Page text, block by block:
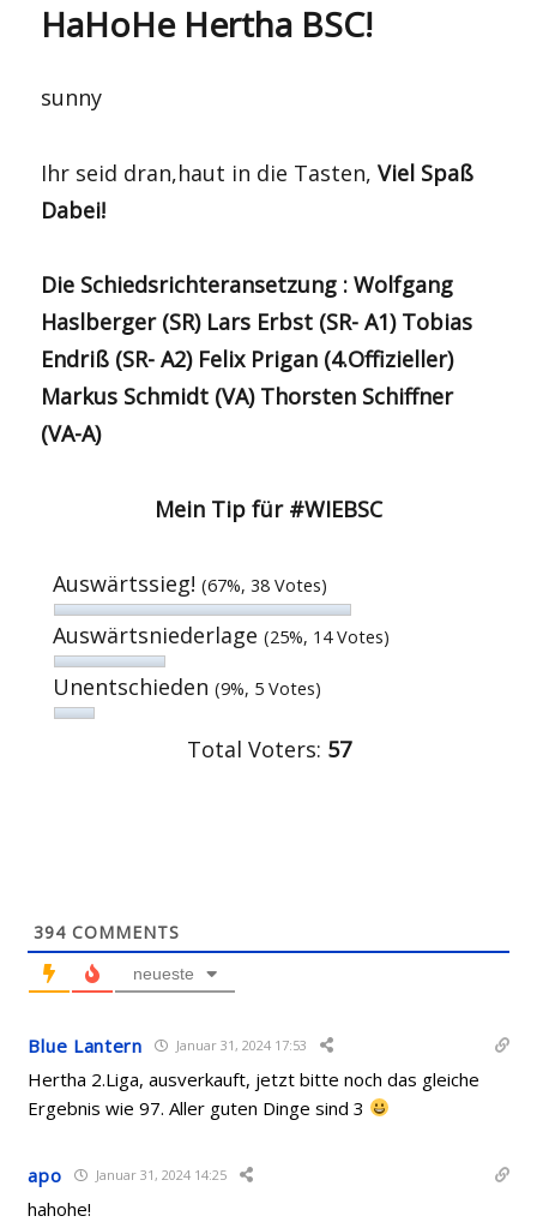
HaHoHe Hertha BSC!
sunny
Ihr seid dran,haut in die Tasten,Viel Spaß
Dabei!
Die Schiedsrichteransetzung : Wolfgang
Haslberger (SR) Lars Erbst (SR- A1) Tobias
Endriß (SR- A2) Felix Prigan (4.Offizieller)
Markus Schmidt (VA) Thorsten Schiffner
(VA-A)
Mein Tip für #WIEBSC
Auswärtssieg!(67%, 38 Votes)
Auswärtsniederlage(25%, 14 Votes)
Unentschieden(9%, 5 Votes)
Total Voters: 57
394 COMMENTS
neueste
Blue Lantern Januar 31, 2024 17:53
Hertha 2.Liga, ausverkauft, jetzt bitte noch das gleiche
Ergebnis wie 97. Aller guten Dinge sind 3
apo Januar 31, 2024 14:25
hahohe!